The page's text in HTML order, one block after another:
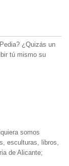
¿Quizás un
tú mismo su
somos
esculturas, libros,
de Alicante;